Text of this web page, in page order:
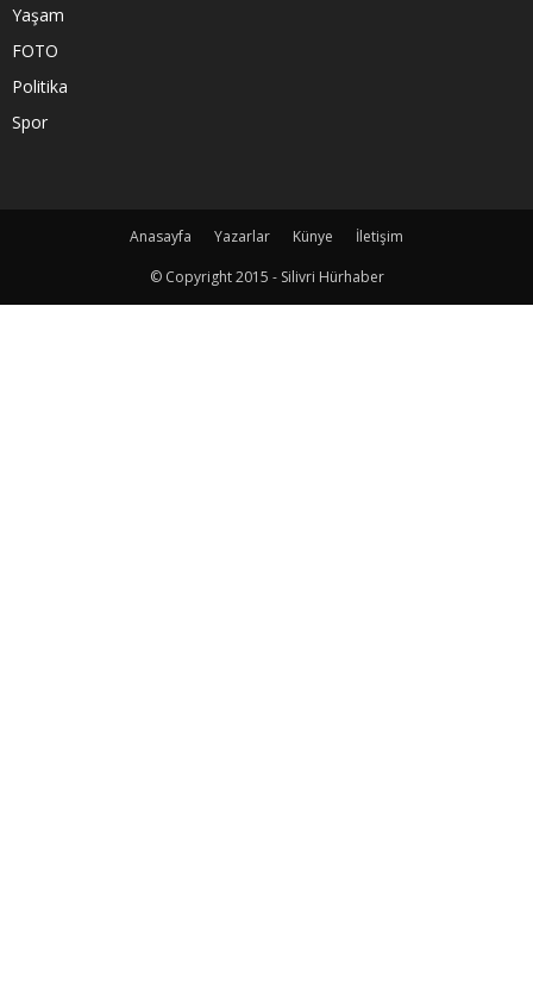
Yaşam
FOTO
Politika
Spor
Anasayfa Yazarlar Künye
İletişim
© Copyright 2015 - Silivri Hürhaber